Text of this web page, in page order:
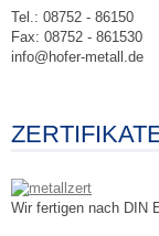
Tel.: 08752 - 86150
Fax: 08752 - 861530
info@hofer-metall.de
Wir fertigen nach DIN